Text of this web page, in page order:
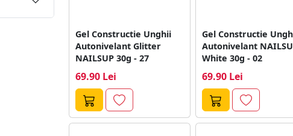
Gel Constructie Unghii
Autonivelant Glitter
NAILSUP 30g - 27
69.90 Lei
Gel Constructie
Autonivelant
White 30g - 02
69.90 Lei